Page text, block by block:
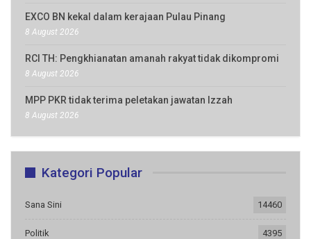
EXCO BN kekal dalam kerajaan Pulau Pinang
8 August 2026
RCI TH: Pengkhianatan amanah rakyat tidak dikompromi
8 August 2026
MPP PKR tidak terima peletakan jawatan Izzah
8 August 2026
Kategori Popular
Sana Sini 14460
Politik 4395